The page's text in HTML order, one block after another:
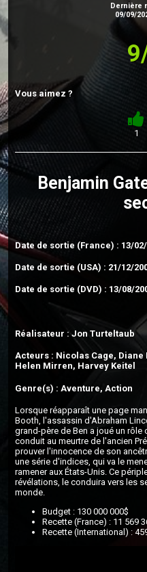
Dernière
09/09/
Vous aimez ?
1
Benjamin
Date de sortie (France) : 13/
Date de sortie (USA) : 21/12/
Date de sortie (DVD) : 13/08/
Réalisateur : Jon Turteltaub
Acteurs : Nicolas Cage,
Helen Mirren, Harvey Keitel
Genre(s) : Aventure, Action
Lorsque réapparaît une page
Booth, l'assassin d'Abraham
grand-père de Ben a joué un
conduit au meurtre de l'ancien
prouver l'innocence de son
une série d'indices, qui va le
ramener aux États-Unis. Ce
révélations, le conduira vers les
monde.
Budget : 130 000 000$
Recette (France) : 11 569
Recette (International) :